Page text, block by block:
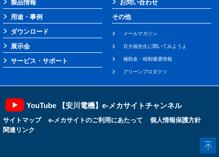
製品情報
用途・事例
ダウンロード
展示会
サービス・サポート
お問い合わせ
その他
メールマガジン
豆大福先生に聞いてみようよ
補助金・税制優遇情報
グリーンプロダクツ
YouTube 【安川電機】e-メカサイトチャンネル
サイトマップ e-メカサイトのご利用にあたって
個人情報保護方針
関連リンク